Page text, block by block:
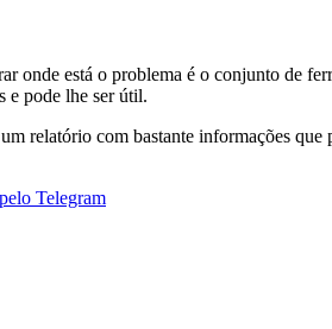
onde está o problema é o conjunto de
e pode lhe ser útil.
relatório com bastante informações
Telegram